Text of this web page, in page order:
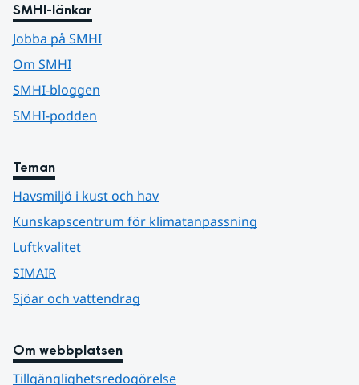
SMHI-länkar
Jobba på SMHI
Om SMHI
SMHI-bloggen
SMHI-podden
Teman
Havsmiljö i kust och hav
Kunskapscentrum för klimatanpassning
Luftkvalitet
SIMAIR
Sjöar och vattendrag
Om webbplatsen
Tillgänglighetsredogörelse